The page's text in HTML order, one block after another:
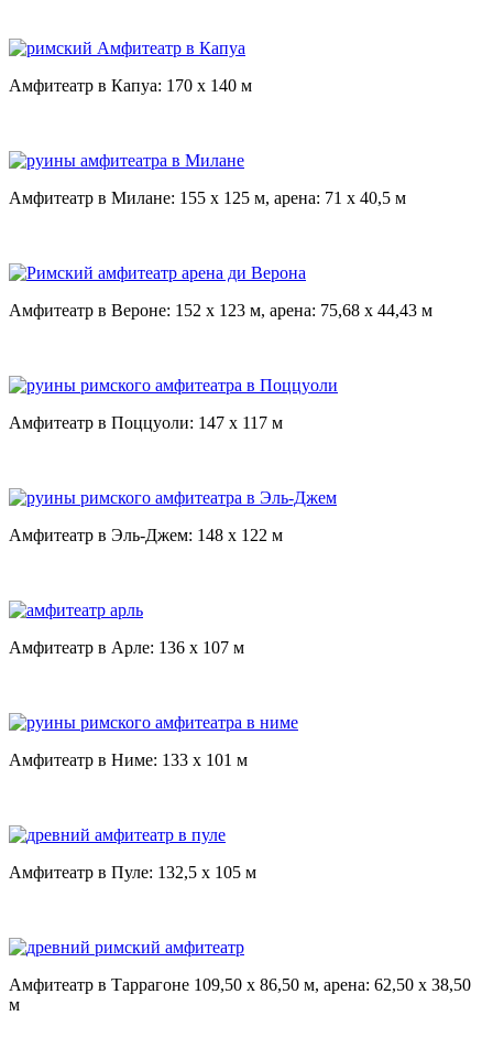
Амфитеатр в Капуа: 170 x 140 м
Амфитеатр в Милане: 155 x 125 м, арена: 71 x 40,5 м
Амфитеатр в Вероне: 152 x 123 м, арена: 75,68 x 44,43 м
Амфитеатр в Поццуоли: 147 x 117 м
Амфитеатр в Эль-Джем: 148 x 122 м
Амфитеатр в Арле: 136 x 107 м
Амфитеатр в Ниме: 133 x 101 м
Амфитеатр в Пуле: 132,5 x 105 м
Амфитеатр в Таррагоне 109,50 x 86,50 м, арена: 62,50 x 38,50
м